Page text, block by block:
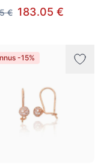
€ 183.05 €
-15%